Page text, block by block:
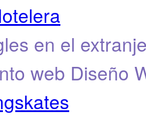
en el
web Diseño